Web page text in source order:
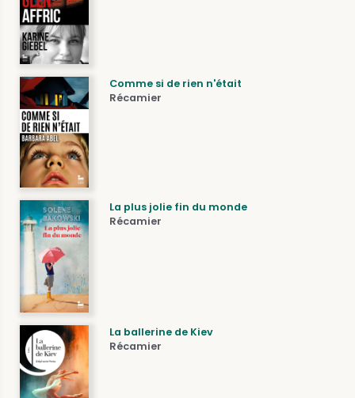
Comme si de rien n'était
Récamier
La plus jolie fin du monde
Récamier
La ballerine de Kiev
Récamier